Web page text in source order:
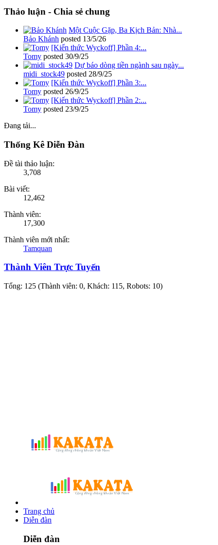
Thảo luận - Chia sẻ chung
Một Cuộc Gặp, Ba Kịch Bản: Nhà...
Bảo Khánh posted 13/5/26
[Kiến thức Wyckoff] Phần 4:...
Tomy posted 30/9/25
Dự báo dòng tiền ngành sau ngày...
midi_stock49 posted 28/9/25
[Kiến thức Wyckoff] Phần 3:...
Tomy posted 26/9/25
[Kiến thức Wyckoff] Phần 2:...
Tomy posted 23/9/25
Đang tải...
Thống Kê Diễn Đàn
Đề tài thảo luận:
3,708
Bài viết:
12,462
Thành viên:
17,300
Thành viên mới nhất:
Tamquan
Thành Viên Trực Tuyến
Tổng: 125 (Thành viên: 0, Khách: 115, Robots: 10)
Trang chủ
Diễn đàn
Diễn đàn